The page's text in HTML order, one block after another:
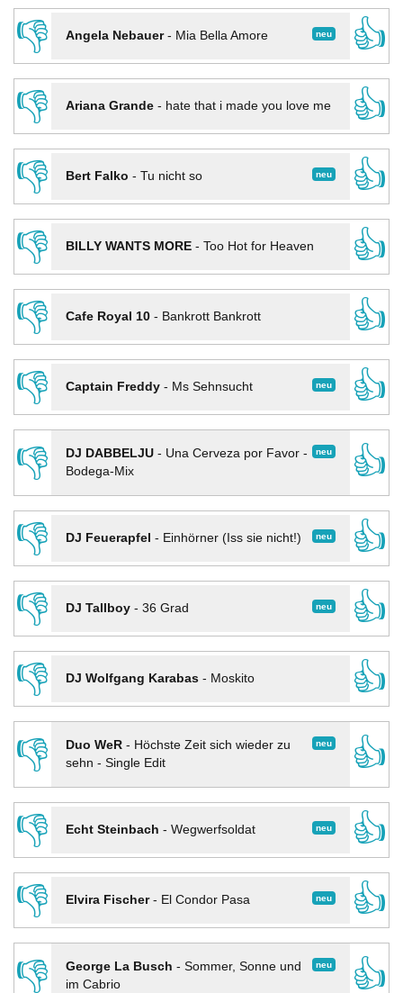
👎 neu
Angela Nebauer- Mia Bella Amore
👍
👎
Ariana Grande- hate that i made you love me
👍
👎
neu
Bert Falko - Tu nicht so
👍
👎
BILLY WANTS MORE- Too Hot for Heaven
👍
👎
Cafe Royal 10- Bankrott Bankrott
👍
👎
neu
Captain Freddy- Ms Sehnsucht
👍
👎
neu
DJ DABBELJU- Una Cerveza por Favor -
Bodega-Mix
👍
👎
neu
DJ Feuerapfel - Einhörner (Iss sie nicht!)
👍
👎
neu
DJ Tallboy- 36 Grad
👍
👎
DJ Wolfgang Karabas- Moskito
👍
👎
neu
Duo WeR- Höchste Zeit sich wieder zu
sehn - Single Edit
👍
👎
neu
Echt Steinbach - Wegwerfsoldat
👍
👎
neu
Elvira Fischer- El Condor Pasa
👍
👎
neu
George La Busch - Sommer, Sonne und
im Cabrio
👍